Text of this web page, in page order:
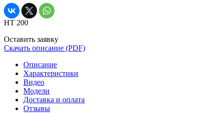
HT 200
Оставить заявку
Скачать описание (PDF)
Описание
Характеристики
Видео
Модели
Доставка и оплата
Отзывы